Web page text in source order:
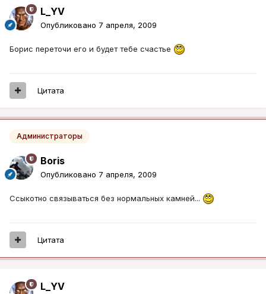
L_YV
Опубликовано 7 апреля, 2009
Борис переточи его и будет тебе счастье
Цитата
Администраторы
Boris
Опубликовано 7 апреля, 2009
Ссыкотно связываться без нормальных камней...
Цитата
L_YV